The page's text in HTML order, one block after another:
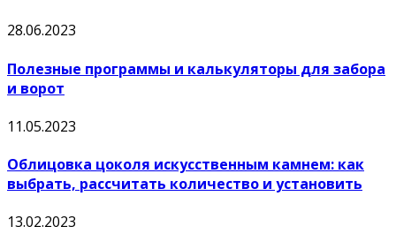
28.06.2023
Полезные программы и калькуляторы для забора
и ворот
11.05.2023
Облицовка цоколя искусственным камнем: как
выбрать, рассчитать количество и установить
13.02.2023